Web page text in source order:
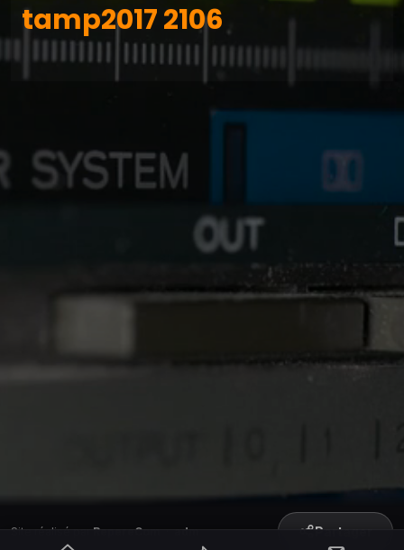
tamp2017 2106
Site réalisé parRepereCom·adm Partager